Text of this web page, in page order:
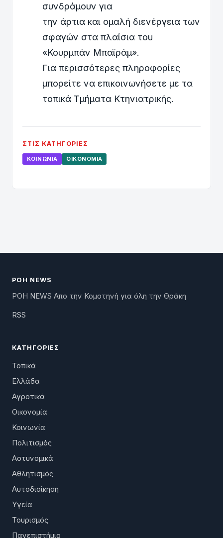
συνδράμουν για
την άρτια και ομαλή διενέργεια των
σφαγών στα πλαίσια του
«Κουρμπάν Μπαϊράμ».
Για περισσότερες πληροφορίες
μπορείτε να επικοινωνήσετε με τα
τοπικά Τμήματα Κτηνιατρικής.
ΣΤΙΣ ΚΑΤΗΓΟΡΊΕΣ
ΚΟΙΝΩΝΊΑ ΟΙΚΟΝΟΜΊΑ
ΡΟΗ NEWS
ΡΟΗ NEWS Απο την Κομοτηνή για όλη την Θράκη
RSS
ΚΑΤΗΓΟΡΊΕΣ
Τοπικά
Ελλάδα
Αγροτικά
Οικονομία
Κοινωνία
Πολιτισμός
Αστυνομικά
Αθλητισμός
Αυτοδιοίκηση
Υγεία
Τουρισμός
Πανεπιστήμιο